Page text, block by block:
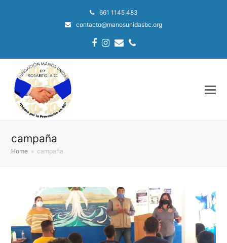
661 1145 483
contacto@manosunidasbc.org
Facebook
Instagram
EmailPhone
campaña
Home » campaña